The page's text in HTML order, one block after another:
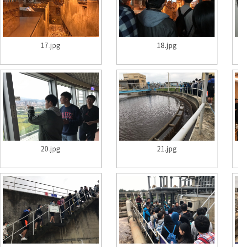
17.jpg 18.jpg
20.jpg 21.jpg